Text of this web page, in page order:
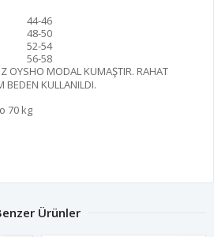
44-46
48-50
52-54
56-58
OYSHO MODAL KUMAŞTIR. RAHAT
BEDEN KULLANILDI.
70 kg
Ürünler